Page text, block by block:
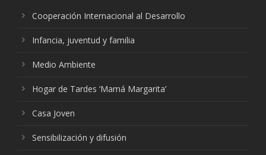
Cooperación Internacional al Desarrollo
Infancia, juventud y familia
Medio Ambiente
Hogar de Tardes ‘Mamá Margarita’
Casa Joven
Sensibilización y difusión